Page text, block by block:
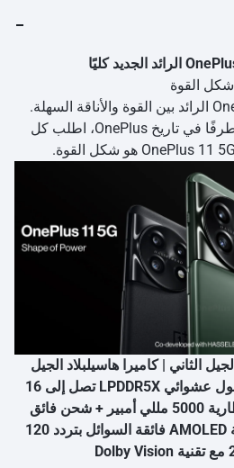
شكل القوة
يجمع هاتف OnePlus 11 5G الرائد بين القوة والأناقة السهلة.
مدعومًا بالأجهزة الأكثر تطرفًا في تاريخ OnePlus، اطلب كل
كوالكوم سنابدراجون 8 الجيل الثاني | كاميرا هاسيلبلاد الجيل
الثالث للجوال | ذاكرة وصول عشوائي LPDDR5X تصل إلى 16
جيجابايت + UFS4.0 | بطارية 5000 مللي أمبير + شحن فائق
السرعة 100 وات | شاشة AMOLED فائقة السوائل بتردد 120